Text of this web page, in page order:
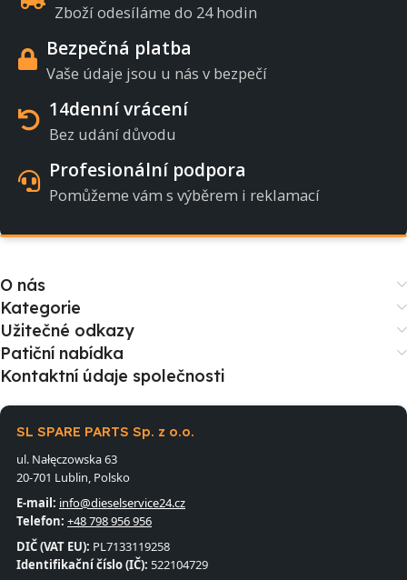
Zboží odesíláme do 24 hodin
Bezpečná platba
Vaše údaje jsou u nás v bezpečí
14denní vrácení
Bez udání důvodu
Profesionální podpora
Pomůžeme vám s výběrem i reklamací
O nás
Kategorie
Užitečné odkazy
Patiční nabídka
Kontaktní údaje společnosti
SL SPARE PARTS Sp. z o.o.
ul. Nałęczowska 63
20-701 Lublin, Polsko
E-mail: info@dieselservice24.cz
Telefon: +48 798 956 956
DIČ (VAT EU): PL7133119258
Identifikační číslo (IČ): 522104729